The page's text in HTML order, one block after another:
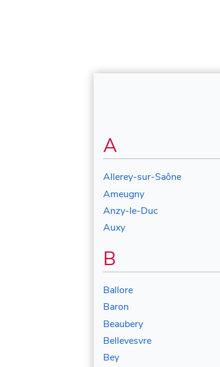
A
Allerey-sur-Saône
Ameugny
Anzy-le-Duc
Auxy
B
Ballore
Baron
Beaubery
Bellevesvre
Bey